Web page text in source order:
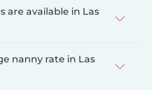
are available in Las
nanny rate in Las